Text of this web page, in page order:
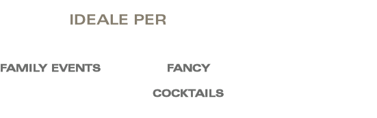
IDEALE PER
FAMILY EVENTS FANCY
COCKTAILS